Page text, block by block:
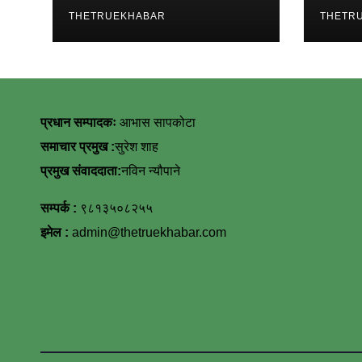
THETRUEKHABAR
प्रधान सम्पादकः आभास सापकोटा
समाचार प्रमुख :सुरेश शाह
प्रमुख संवाददाता:नविन न्यौपाने
सम्पर्क : ९८१३५०८२५५
इमेल : admin@thetruekhabar.com